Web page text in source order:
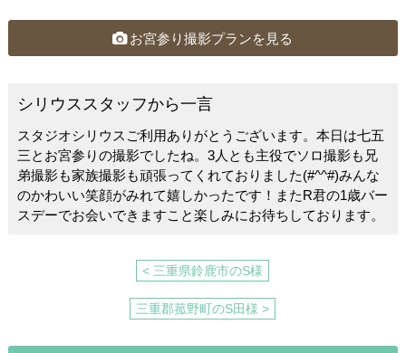
c
o
o
k
e
tt
erお宮参り撮影プランを見る
シリウススタッフから一言
スタジオシリウスご利用ありがとうございます。本日は七五
三とお宮参りの撮影でしたね。3人とも主役でソロ撮影も兄
弟撮影も家族撮影も頑張ってくれておりました(#^^#)みんな
のかわいい笑顔がみれて嬉しかったです！またR君の1歳バー
スデーでお会いできますこと楽しみにお待ちしております。
< 三重県鈴鹿市のS様
三重郡菰野町のS田様 >